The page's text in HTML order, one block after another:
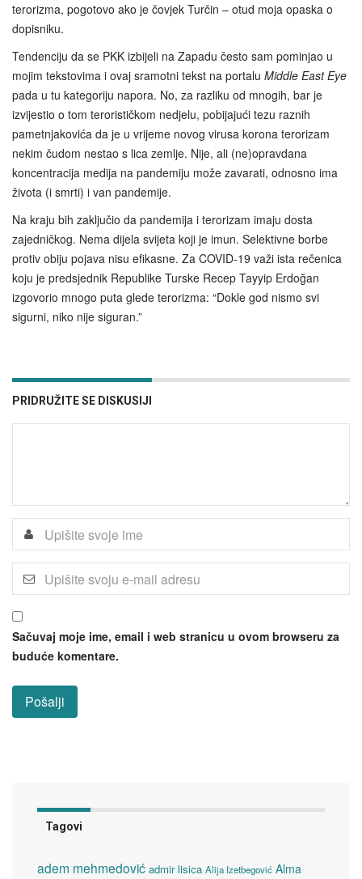
terorizma, pogotovo ako je čovjek Turčin – otud moja opaska o
dopisniku.
Tendenciju da se PKK izbijeli na Zapadu često sam pominjao u
mojim tekstovima i ovaj sramotni tekst na portalu Middle East Eye
pada u tu kategoriju napora. No, za razliku od mnogih, bar je
izvijestio o tom terorističkom nedjelu, pobijajući tezu raznih
pametnjakovića da je u vrijeme novog virusa korona terorizam
nekim čudom nestao s lica zemlje. Nije, ali (ne)opravdana
koncentracija medija na pandemiju može zavarati, odnosno ima
života (i smrti) i van pandemije.
Na kraju bih zaključio da pandemija i terorizam imaju dosta
zajedničkog. Nema dijela svijeta koji je imun. Selektivne borbe
protiv obiju pojava nisu efikasne. Za COVID-19 važi ista rečenica
koju je predsjednik Republike Turske Recep Tayyip Erdoğan
izgovorio mnogo puta glede terorizma: “Dokle god nismo svi
sigurni, niko nije siguran.”
PRIDRUŽITE SE DISKUSIJI
Sačuvaj moje ime, email i web stranicu u ovom browseru za
buduće komentare.
Tagovi
adem mehmedović admir lisica Alija Izetbegović Alma